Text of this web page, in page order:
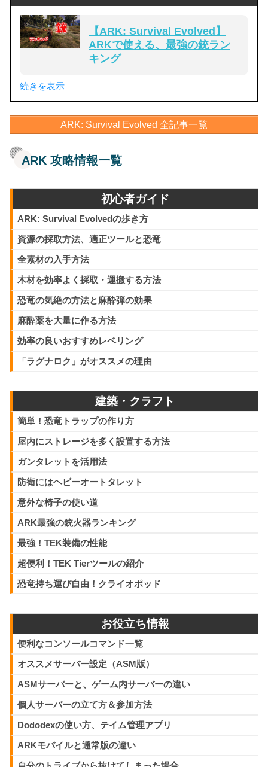
【ARK: Survival Evolved】
ARKで使える、最強の銃ラン
キング
投稿: 2018年1月6日
今回はARKで使える、強い、銃をランキング形式でご紹介。
ハンティング、自衛などで役立つ銃は一体どれなのか？各種
銃を解説していきます。
26 comments
【ARK】スポーンを変更して
別マップの恐竜を追加する方
法 ※ASM対応
投稿: 2022年2月3日
ARKはマップごとにスポーンする恐竜がバラバラです。今回
は恐竜スポーンを変更して別マップの恐竜を沸かせてしまえ
変更する方法 ※ASM対応
投稿: 2022年2月4日
ARKのクラフトレシピをMODなしで変更したい場合、ASM
を使ってサーバー設定を行えば可能になっています。今回は
レシピを書き換えてみましょう。
【ARK】個人サーバーの立て
投稿: 2020年1月2日
あり、痒いところに手が届きません。しかし個人サーバーを
作ることで、自由な恐竜島ライフが待っています。今回は、
説していきます。
自分のトライブから抜けてし
まった場合の対処法
投稿: 2019年11月18日
もしも自分や身内のトライブから誤って離脱してしまった場
続きを表示
ARK: Survival Evolved 全記事一覧
ARK 攻略情報一覧
初心者ガイド
ARK: Survival Evolvedの歩き方
資源の採取方法、適正ツールと恐竜
全素材の入手方法
木材を効率よく採取・運搬する方法
恐竜の気絶の方法と麻酔弾の効果
麻酔薬を大量に作る方法
効率の良いおすすめレベリング
「ラグナロク」がオススメの理由
建築・クラフト
簡単！恐竜トラップの作り方
屋内にストレージを多く設置する方法
ガンタレットを活用法
防衛にはヘビーオートタレット
意外な椅子の使い道
ARK最強の銃火器ランキング
最強！TEK装備の性能
超便利！TEK Tierツールの紹介
恐竜持ち運び自由！クライオポッド
お役立ち情報
便利なコンソールコマンド一覧
オススメサーバー設定（ASM版）
ASMサーバーと、ゲーム内サーバーの違い
個人サーバーの立て方＆参加方法
Dododexの使い方、テイム管理アプリ
ARKモバイルと通常版の違い